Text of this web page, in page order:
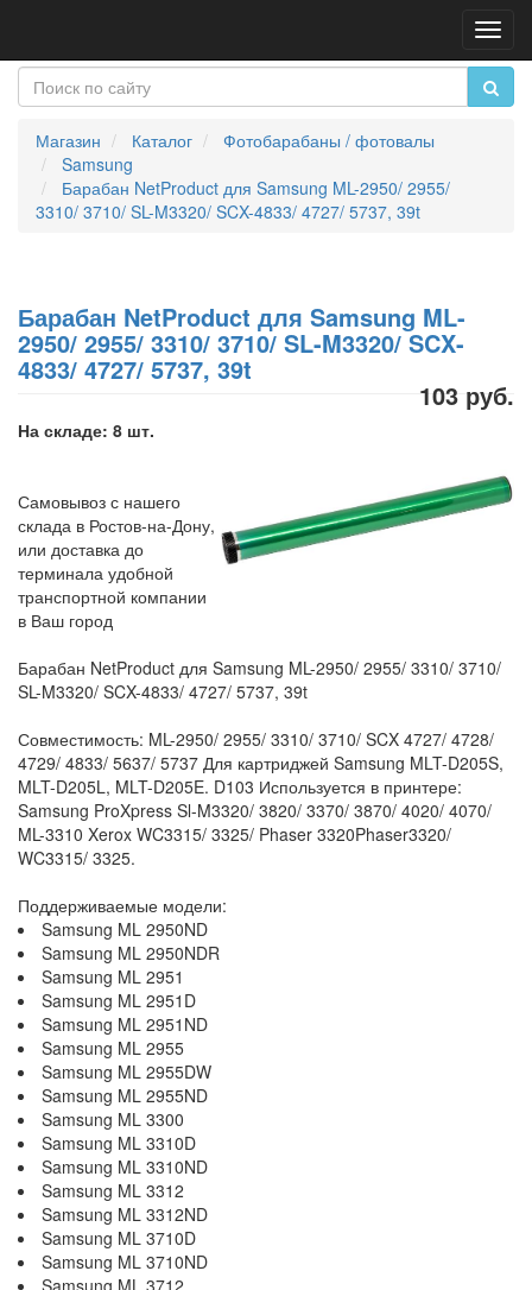
Магазин Каталог
Фотобарабаны / фотовалы
Samsung
Барабан NetProduct для Samsung ML-2950/ 2955/
3310/ 3710/ SL-M3320/ SCX-4833/ 4727/ 5737, 39t
Барабан NetProduct для Samsung ML-
2950/ 2955/ 3310/ 3710/ SL-M3320/ SCX-
4833/ 4727/ 5737, 39t
103 руб.
На складе: 8 шт.
Самовывоз с нашего
склада в Ростов-на-Дону,
или доставка до
терминала удобной
транспортной компании
в Ваш город
Барабан NetProduct для Samsung ML-2950/ 2955/ 3310/ 3710/
SL-M3320/ SCX-4833/ 4727/ 5737, 39t
Совместимость: ML-2950/ 2955/ 3310/ 3710/ SCX 4727/ 4728/
4729/ 4833/ 5637/ 5737 Для картриджей Samsung MLT-D205S,
MLT-D205L, MLT-D205E. D103 Используется в принтере:
Samsung ProXpress Sl-M3320/ 3820/ 3370/ 3870/ 4020/ 4070/
ML-3310 Xerox WC3315/ 3325/ Phaser 3320Phaser3320/
WC3315/ 3325.
Поддерживаемые модели:
Samsung ML 2950ND
Samsung ML 2950NDR
Samsung ML 2951
Samsung ML 2951D
Samsung ML 2951ND
Samsung ML 2955
Samsung ML 2955DW
Samsung ML 2955ND
Samsung ML 3300
Samsung ML 3310D
Samsung ML 3310ND
Samsung ML 3312
Samsung ML 3312ND
Samsung ML 3710D
Samsung ML 3710ND
Samsung ML 3712